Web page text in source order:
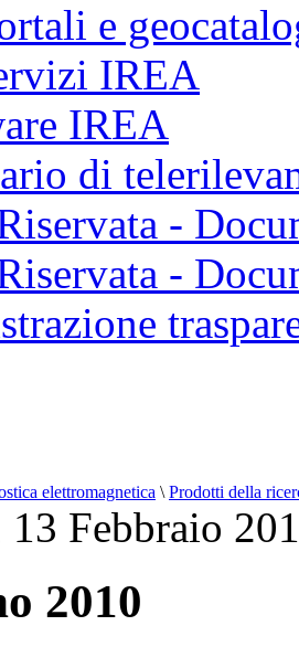
e
IREA
IREA
di
-
-
elettromagnetica \ Prodotti della
Febbraio
2010